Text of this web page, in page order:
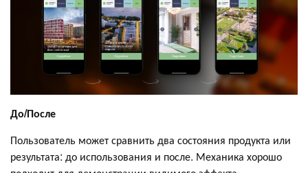
До/После
Пользователь может сравнить два состояния продукта или
результата: до использования и после. Механика хорошо